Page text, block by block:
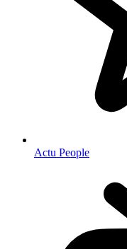
Actu People